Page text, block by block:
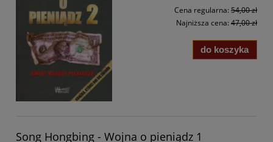
Cena regularna: 54,00 zł
Najniższa cena: 47,00 zł
do koszyka
Song Hongbing - Wojna o pieniądz 1